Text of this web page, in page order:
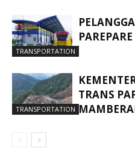
TRANSPORTATION
TRANSPORTATION
TRANS